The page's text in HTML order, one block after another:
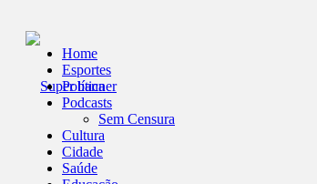
Home
Esportes
Política
Podcasts
Sem Censura
Cultura
Cidade
Saúde